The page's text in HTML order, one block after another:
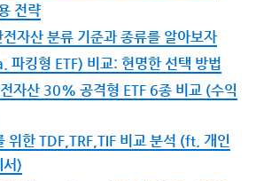
전략
자산 분류 기준과 종류를 알아보자
파킹형 ETF) 비교: 현명한 선택 방법
자산 30% 공격형 ETF 6종 비교 (수익
위한 TDF,TRF,TIF 비교 분석 (ft. 개인
서)